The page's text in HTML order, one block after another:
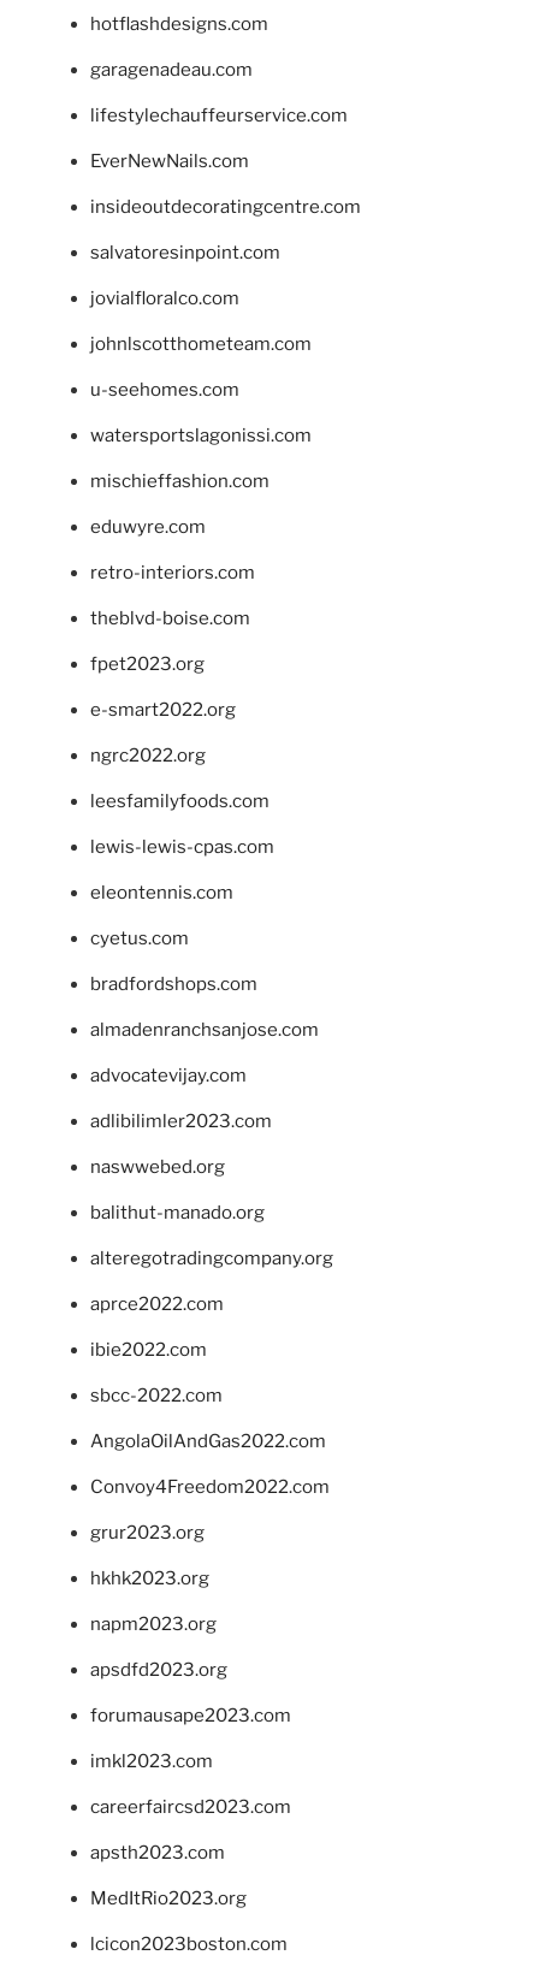
hotflashdesigns.com
garagenadeau.com
lifestylechauffeurservice.com
EverNewNails.com
insideoutdecoratingcentre.com
salvatoresinpoint.com
jovialfloralco.com
johnlscotthometeam.com
u-seehomes.com
watersportslagonissi.com
mischieffashion.com
eduwyre.com
retro-interiors.com
theblvd-boise.com
fpet2023.org
e-smart2022.org
ngrc2022.org
leesfamilyfoods.com
lewis-lewis-cpas.com
eleontennis.com
cyetus.com
bradfordshops.com
almadenranchsanjose.com
advocatevijay.com
adlibilimler2023.com
naswwebed.org
balithut-manado.org
alteregotradingcompany.org
aprce2022.com
ibie2022.com
sbcc-2022.com
AngolaOilAndGas2022.com
Convoy4Freedom2022.com
grur2023.org
hkhk2023.org
napm2023.org
apsdfd2023.org
forumausape2023.com
imkl2023.com
careerfaircsd2023.com
apsth2023.com
MedItRio2023.org
lcicon2023boston.com